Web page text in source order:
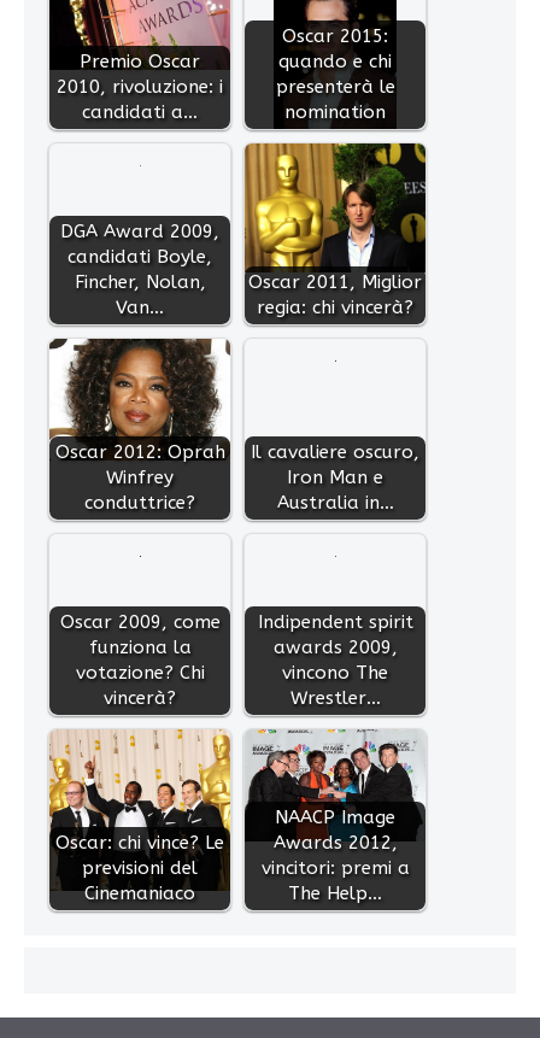
Premio Oscar
2010, rivoluzione: i
candidati a…
Oscar 2015:
quando e chi
presenterà le
nomination
DGA Award 2009,
candidati Boyle,
Fincher, Nolan,
Van…
Oscar 2011, Miglior
regia: chi vincerà?
Oscar 2012: Oprah
Winfrey
conduttrice?
Il cavaliere oscuro,
Iron Man e
Australia in…
Oscar 2009, come
funziona la
votazione? Chi
vincerà?
Indipendent spirit
awards 2009,
vincono The
Wrestler…
Oscar: chi vince? Le
previsioni del
Cinemaniaco
NAACP Image
Awards 2012,
vincitori: premi a
The Help…